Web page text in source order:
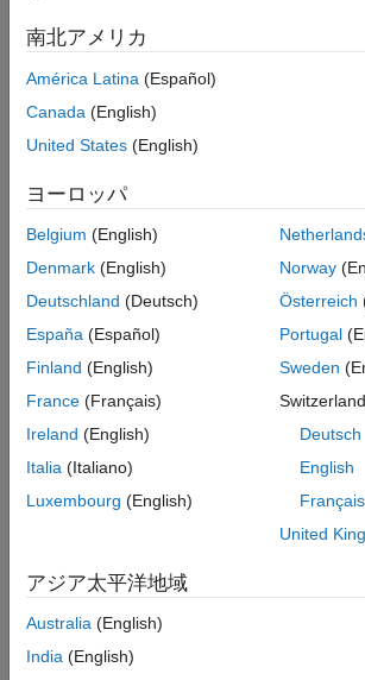
南北アメリカ
América Latina (Español)
Canada (English)
United States (English)
ヨーロッパ
Belgium (English)
Denmark (English)
Deutschland (Deutsch)
España (Español)
Finland (English)
France (Français)
Ireland (English)
Italia (Italiano)
Luxembourg (English)
Norway
Österreich
Portugal
Sweden
Switzerland
Deutsch
English
Français
United
アジア太平洋地域
Australia (English)
India (English)
トラストセンター
プライバシー
違法コピー防止
アプリケーション ステー
© 1994-2026 The MathWorks, Inc.